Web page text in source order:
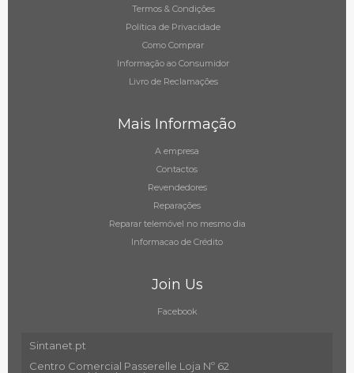
Termos & Condições
Política de Privacidade
Como Comprar
Informação ao Consumidor
Livro de Reclamações
Mais Informação
A empresa
Contactos
Revendedores
Reparações
Reparar telemóvel no mesmo dia
Informacao de Crédito
Join Us
Facebook
Sintanet.pt
Centro Comercial Passerelle Loja Nº 62